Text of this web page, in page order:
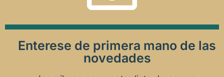
Enterese de primera mano de las
novedades